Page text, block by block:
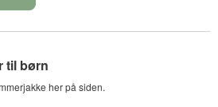
til børn
her på siden.